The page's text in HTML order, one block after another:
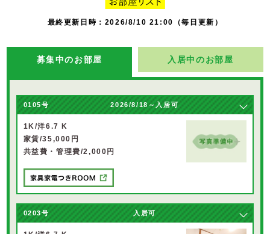
最終更新日時：2026/8/10 21:00（毎日更新）
募集中のお部屋 入居中のお部屋
0105号 2026/8/18～入居可
1K/洋6.7 K
家賃/35,000円
共益費・管理費/2,000円
0203号 入居可